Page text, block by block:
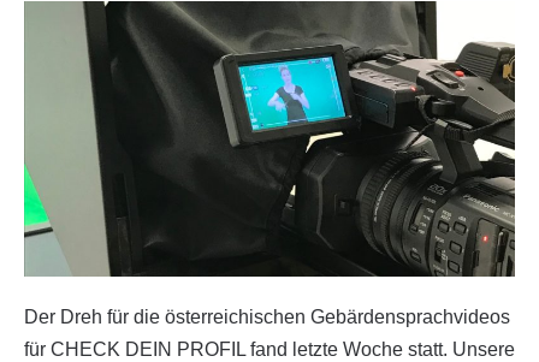
Der Dreh für die österreichischen Gebärdensprachvideos
für CHECK DEIN PROFIL fand letzte Woche statt. Unsere